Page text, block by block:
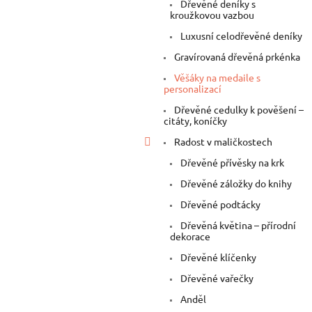
Dřevěné deníky s
kroužkovou vazbou
Luxusní celodřevěné deníky
Gravírovaná dřevěná prkénka
Věšáky na medaile s
personalizací
Dřevěné cedulky k pověšení –
citáty, koníčky
Radost v maličkostech
Dřevěné přívěsky na krk
Dřevěné záložky do knihy
Dřevěné podtácky
Dřevěná květina – přírodní
dekorace
Dřevěné klíčenky
Dřevěné vařečky
Anděl